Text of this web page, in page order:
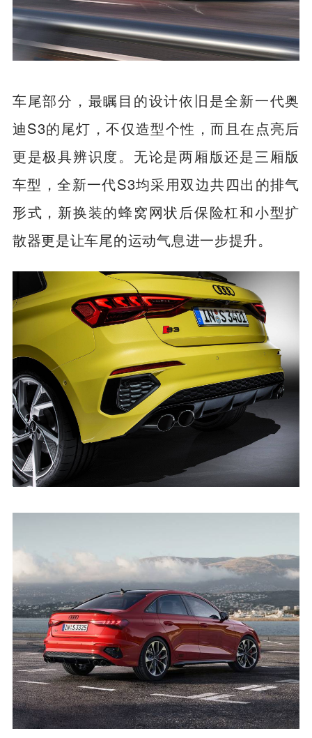
车尾部分，最瞩目的设计依旧是全新一代奥
迪S3的尾灯，不仅造型个性，而且在点亮后
更是极具辨识度。无论是两厢版还是三厢版
车型，全新一代S3均采用双边共四出的排气
形式，新换装的蜂窝网状后保险杠和小型扩
散器更是让车尾的运动气息进一步提升。